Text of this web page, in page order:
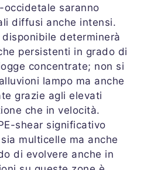
saranno
diffusi anche intensi.
disponibile determinerà
persistenti in grado di
concentrate; non si
lampo ma anche
grazie agli elevati
che in velocità.
shear significativo
multicelle ma anche
di evolvere anche in